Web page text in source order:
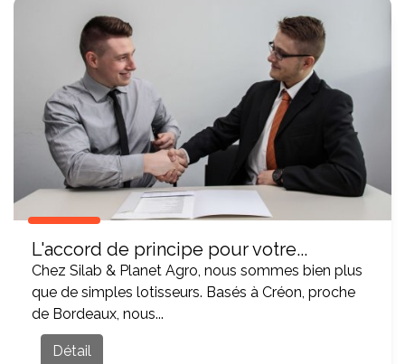
L'accord de principe pour votre...
Chez Silab & Planet Agro, nous sommes bien plus
que de simples lotisseurs. Basés à Créon, proche
de Bordeaux, nous...
Détail